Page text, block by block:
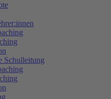
Schulleitung